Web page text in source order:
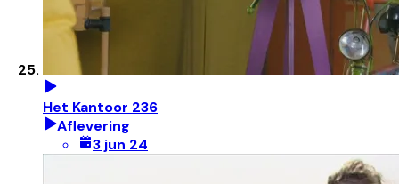
Het Kantoor 236
Aflevering
3 jun 24